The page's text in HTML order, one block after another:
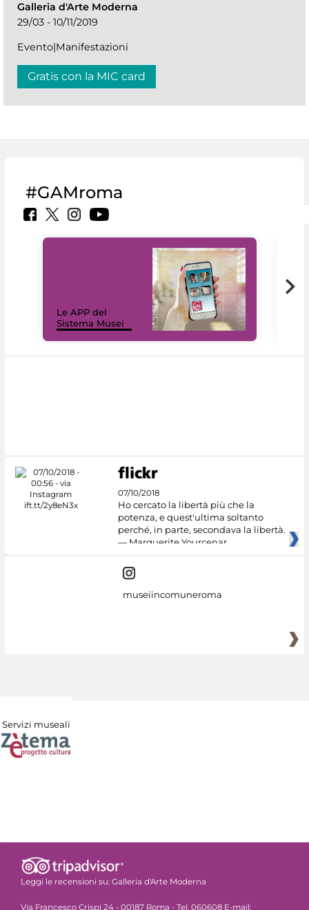
Galleria d'Arte Moderna
29/03 - 10/11/2019
Evento|Manifestazioni
Gratis con la MIC card
#GAMroma
Le APP del
Sistema Musei
07/10/2018
Ho cercato la libertà più che la
potenza, e quest'ultima soltanto
perché, in parte, secondava la libertà.
— Marguerite Yourcenar
museiincomuneroma
Servizi museali
Leggi le recensioni su: Galleria d'Arte Moderna
Via Francesco Crispi 24 - 00187 Roma - Tel. 060608 E-mail: